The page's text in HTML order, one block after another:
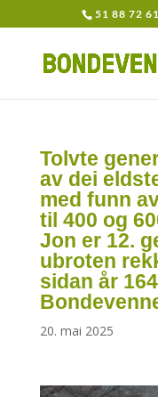
51 88 72 61
Tolvte
av dei
med funn
til 400 og
Jon er 12.
ubroten
sidan år
20. mai 2025